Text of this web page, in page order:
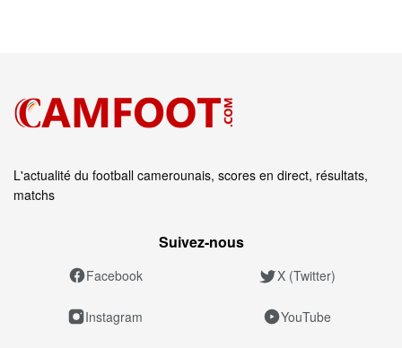
L'actualité du football camerounais, scores en direct, résultats,
matchs
Suivez‑nous
Facebook X (Twitter)
Instagram YouTube